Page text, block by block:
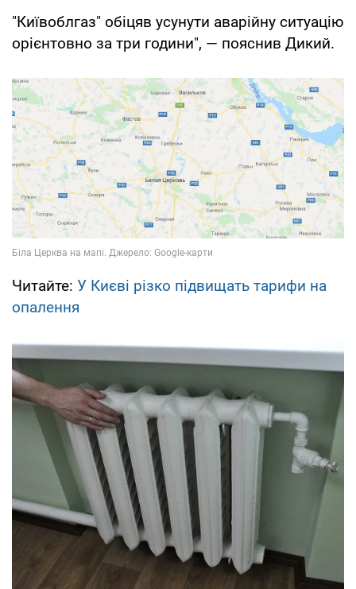
"Київоблгаз" обіцяв усунути аварійну ситуацію
орієнтовно за три години", — пояснив Дикий.
Читайте: У Києві різко підвищать тарифи на
опалення